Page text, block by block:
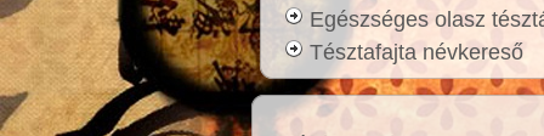
Egészséges olasz
Tésztafajta névkereső